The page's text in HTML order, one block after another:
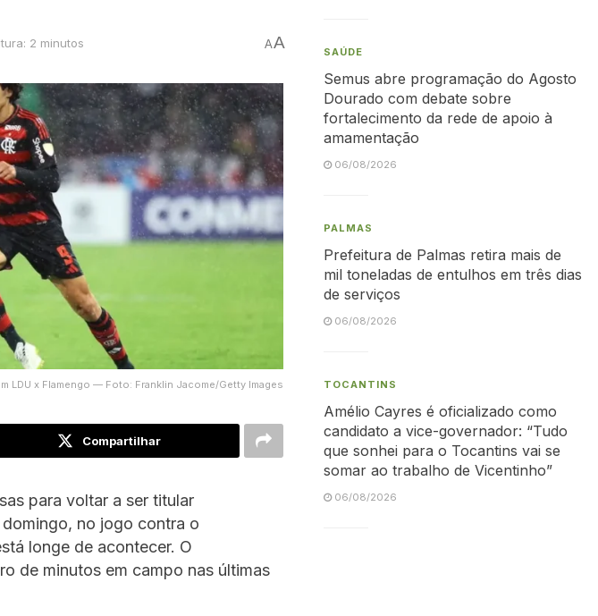
2 minutos AA
LDU x Flamengo — Foto: Franklin Jacome/Getty Images
Compartilhar
para voltar a ser titular
no jogo contra o
longe de acontecer. O
de minutos em campo nas últimas
SAÚDE
Semus abre programação do Agosto
Dourado com debate sobre
fortalecimento da rede de apoio à
amamentação
06/08/2026
PALMAS
Prefeitura de Palmas retira mais de
mil toneladas de entulhos em três dias
de serviços
06/08/2026
TOCANTINS
Amélio Cayres é oficializado como
candidato a vice-governador: “Tudo
que sonhei para o Tocantins vai se
somar ao trabalho de Vicentinho”
06/08/2026